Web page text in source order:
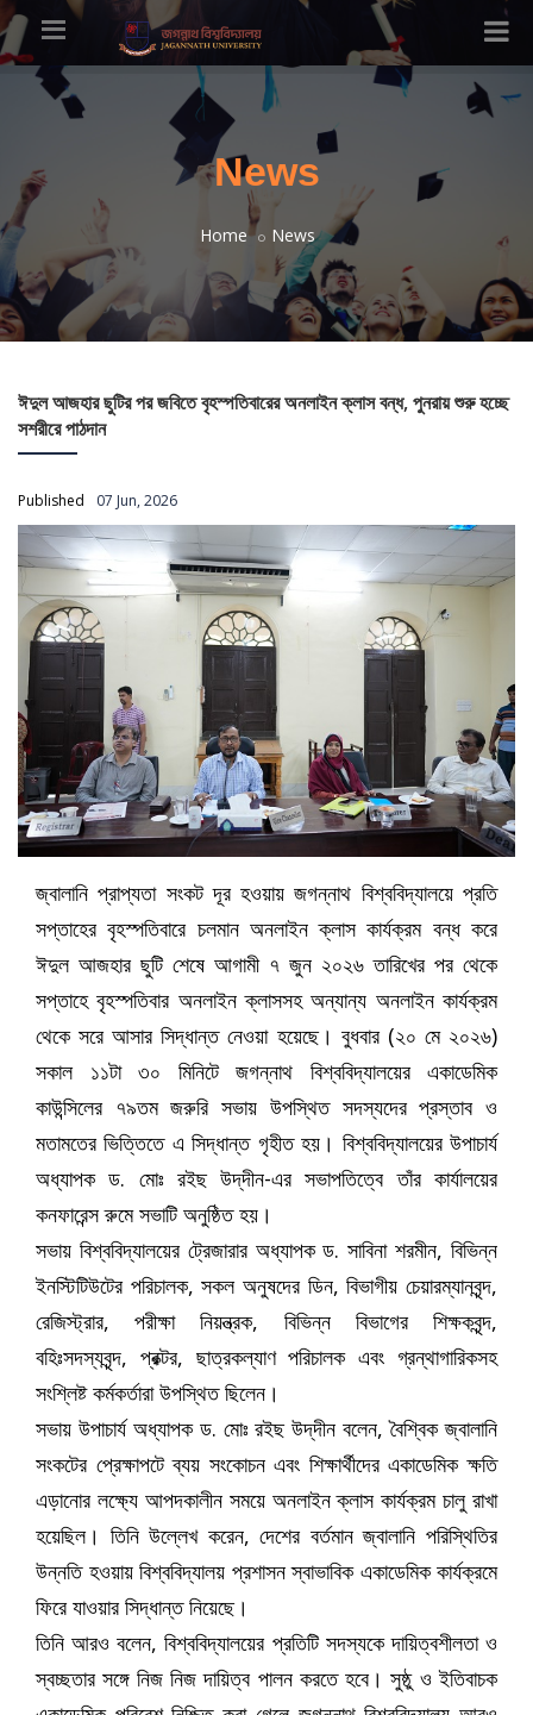
News
Home News
ঈদুল আজহার ছুটির পর জবিতে বৃহস্পতিবারের অনলাইন ক্লাস বন্ধ, পুনরায় শুরু হচ্ছে
সশরীরে পাঠদান
Published 07 Jun, 2026
জ্বালানি প্রাপ্যতা সংকট দূর হওয়ায় জগন্নাথ বিশ্ববিদ্যালয়ে প্রতি
সপ্তাহের বৃহস্পতিবারে চলমান অনলাইন ক্লাস কার্যক্রম বন্ধ করে
ঈদুল আজহার ছুটি শেষে আগামী ৭ জুন ২০২৬ তারিখের পর থেকে
সপ্তাহে বৃহস্পতিবার অনলাইন ক্লাসসহ অন্যান্য অনলাইন কার্যক্রম
থেকে সরে আসার সিদ্ধান্ত নেওয়া হয়েছে। বুধবার (২০ মে ২০২৬)
সকাল ১১টা ৩০ মিনিটে জগন্নাথ বিশ্ববিদ্যালয়ের একাডেমিক
কাউন্সিলের ৭৯তম জরুরি সভায় উপস্থিত সদস্যদের প্রস্তাব ও
মতামতের ভিত্তিতে এ সিদ্ধান্ত গৃহীত হয়। বিশ্ববিদ্যালয়ের উপাচার্য
অধ্যাপক ড. মোঃ রইছ উদ্‌দীন-এর সভাপতিত্বে তাঁর কার্যালয়ের
কনফারেন্স রুমে সভাটি অনুষ্ঠিত হয়।
সভায় বিশ্ববিদ্যালয়ের ট্রেজারার অধ্যাপক ড. সাবিনা শরমীন, বিভিন্ন
ইনস্টিটিউটের পরিচালক, সকল অনুষদের ডিন, বিভাগীয় চেয়ারম্যানবৃন্দ,
রেজিস্ট্রার, পরীক্ষা নিয়ন্ত্রক, বিভিন্ন বিভাগের শিক্ষকবৃন্দ,
বহিঃসদস্যবৃন্দ, প্রক্টর, ছাত্রকল্যাণ পরিচালক এবং গ্রন্থাগারিকসহ
সংশ্লিষ্ট কর্মকর্তারা উপস্থিত ছিলেন।
সভায় উপাচার্য অধ্যাপক ড. মোঃ রইছ উদ্‌দীন বলেন, বৈশ্বিক জ্বালানি
সংকটের প্রেক্ষাপটে ব্যয় সংকোচন এবং শিক্ষার্থীদের একাডেমিক ক্ষতি
এড়ানোর লক্ষ্যে আপদকালীন সময়ে অনলাইন ক্লাস কার্যক্রম চালু রাখা
হয়েছিল। তিনি উল্লেখ করেন, দেশের বর্তমান জ্বালানি পরিস্থিতির
উন্নতি হওয়ায় বিশ্ববিদ্যালয় প্রশাসন স্বাভাবিক একাডেমিক কার্যক্রমে
ফিরে যাওয়ার সিদ্ধান্ত নিয়েছে।
তিনি আরও বলেন, বিশ্ববিদ্যালয়ের প্রতিটি সদস্যকে দায়িত্বশীলতা ও
স্বচ্ছতার সঙ্গে নিজ নিজ দায়িত্ব পালন করতে হবে। সুষ্ঠু ও ইতিবাচক